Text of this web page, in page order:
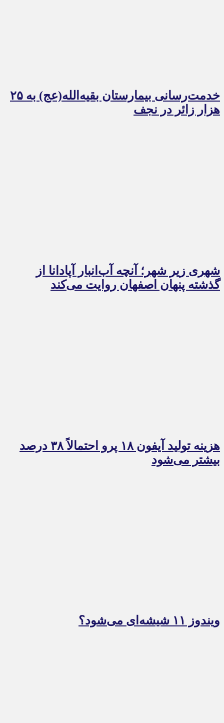
خدمت‌رسانی بیمارستان بقیه‌الله(عج) به ۲۵
هزار زائر در نجف
شهری زیر شهر؛ آنچه آب‌انبار آپادانا از
گذشته پنهان اصفهان روایت می‌کند
هزینه تولید آیفون ۱۸ پرو احتمالاً ۳۸ درصد
بیشتر می‌شود
ویندوز ۱۱ شیشه‌ای می‌شود؟